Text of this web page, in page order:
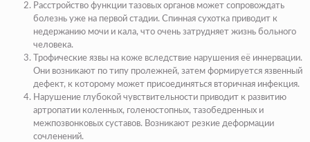
Расстройство функции тазовых органов может сопровождать
болезнь уже на первой стадии. Спинная сухотка приводит к
недержанию мочи и кала, что очень затрудняет жизнь больного
человека.
Трофические язвы на коже вследствие нарушения её иннервации.
Они возникают по типу пролежней, затем формируется язвенный
дефект, к которому может присоединяться вторичная инфекция.
Нарушение глубокой чувствительности приводит к развитию
артропатии коленных, голеностопных, тазобедренных и
межпозвонковых суставов. Возникают резкие деформации
сочленений.